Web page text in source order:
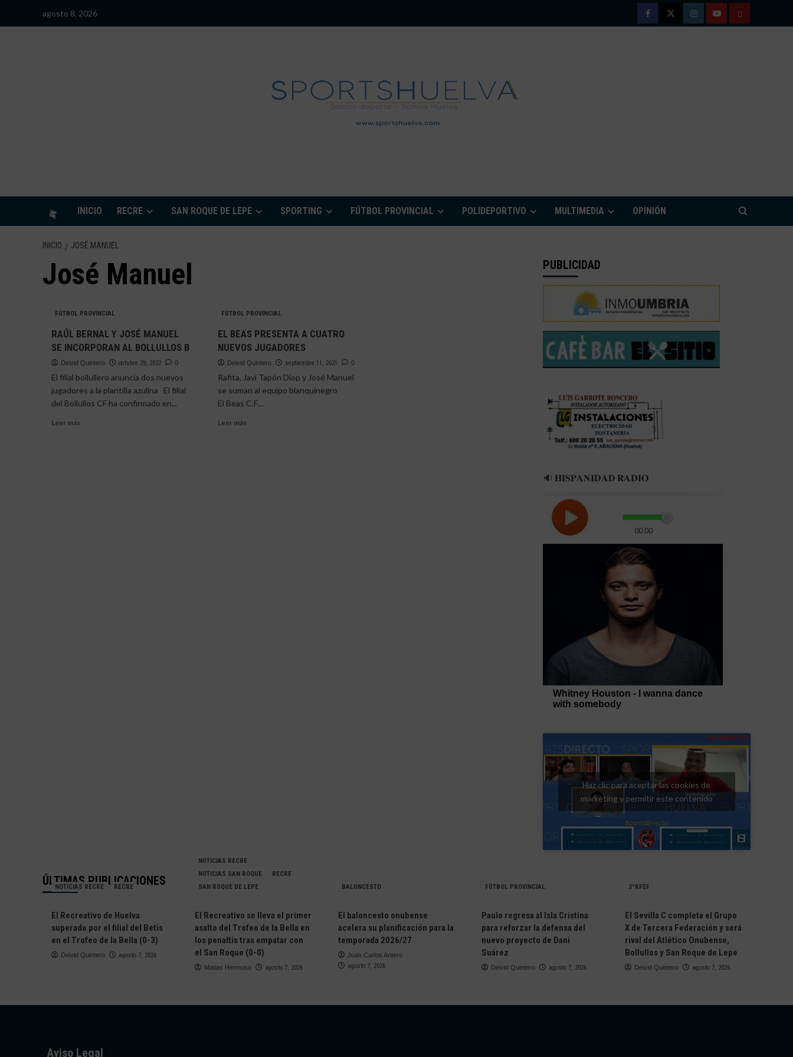
agosto 8, 2026
FacebookTwitterInstagramYoutubeTÉRMINOS
INICIO RECRE SAN ROQUE DE LEPE SPORTING FÚTBOL PROVINCIAL POLIDEPORTIVO MULTIMEDIA OPINIÓN
INICIO JOSÉ MANUEL
José Manuel
FÚTBOL PROVINCIAL
RAÚL BERNAL Y JOSÉ MANUEL
SE INCORPORAN AL BOLLULLOS B
Deivid Quintero octubre 29, 2022 0
El filial bollullero anuncia dos nuevos
jugadores a la plantilla azulina El filial
del Bollullos CF ha confirmado en...
Leer más
FÚTBOL PROVINCIAL
EL BEAS PRESENTA A CUATRO
NUEVOS JUGADORES
Deivid Quintero septiembre 11, 2021 0
Rafita, Javi Tapón Diop y José Manuel
se suman al equipo blanquinegro
El Beas C.F....
Leer más
PUBLICIDAD
🔉 𝐇𝐈𝐒𝐏𝐀𝐍𝐈𝐃𝐀𝐃 𝐑𝐀𝐃𝐈𝐎
Haz clic para aceptar las cookies de
márketing y permitir este contenido
ÚLTIMAS PUBLICACIONES
NOTICIAS RECRE RECRE
El Recreativo de Huelva
superado por el filial del Betis
en el Trofeo de la Bella (0-3)
Deivid Quintero agosto 7, 2026
NOTICIAS RECRE
NOTICIAS SAN ROQUE
RECRE
SAN ROQUE DE LEPE
El Recreativo se lleva el primer
asalto del Trofeo de la Bella en
los penaltis tras empatar con
el San Roque (0-0)
Matias Hermoso agosto 7, 2026
BALONCESTO
El baloncesto onubense
acelera su planificación para la
temporada 2026/27
Juan Carlos Antero
agosto 7, 2026
FÚTBOL PROVINCIAL
Paulo regresa al Isla Cristina
para reforzar la defensa del
nuevo proyecto de Dani
Suárez
Deivid Quintero agosto 7, 2026
3ªRFEF
El Sevilla C completa el Grupo
X de Tercera Federación y será
rival del Atlético Onubense,
Bollullos y San Roque de Lepe
Deivid Quintero agosto 7, 2026
Aviso Legal